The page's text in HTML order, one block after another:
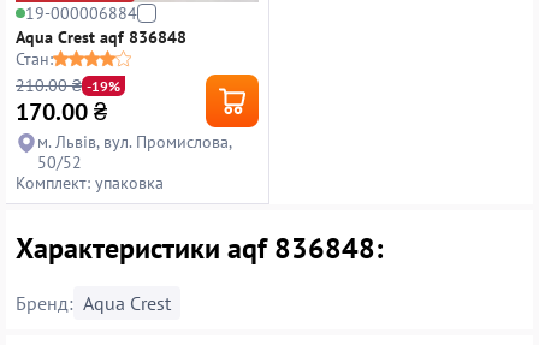
19-000006884
Aqua Crest aqf 836848
Стан:
210.00 ₴ -19%
170.00₴
м. Львів, вул. Промислова,
50/52
Комплект: упаковка
Характеристики aqf 836848:
Бренд: Aqua Crest